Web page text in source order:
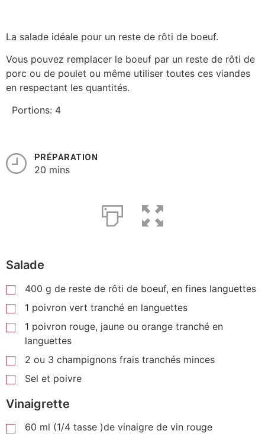
La salade idéale pour un reste de rôti de boeuf.
Vous pouvez remplacer le boeuf par un reste de rôti de
porc ou de poulet ou même utiliser toutes ces viandes
en respectant les quantités.
Portions: 4
PRÉPARATION
20 mins
Salade
400 g de reste de rôti de boeuf, en fines languettes
1 poivron vert tranché en languettes
1 poivron rouge, jaune ou orange tranché en
languettes
2 ou 3 champignons frais tranchés minces
Sel et poivre
Vinaigrette
60 ml (1/4 tasse )de vinaigre de vin rouge